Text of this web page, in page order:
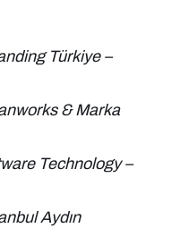
Türkiye –
& Marka
Technology –
Aydın